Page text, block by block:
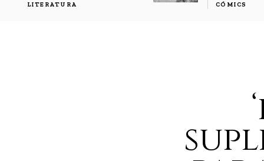
LITERATURA CÓMICS